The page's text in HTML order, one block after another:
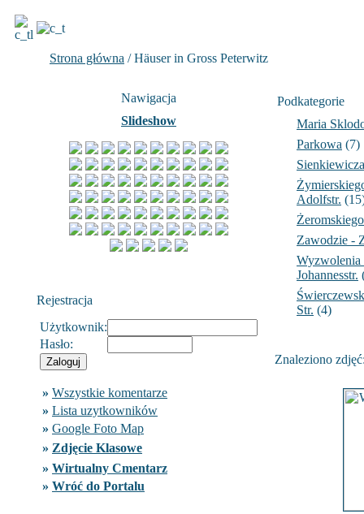
Strona główna / Häuser in Gross Peterwitz
Nawigacja
Slideshow
Rejestracja
Użytkownik:
Hasło:
» Wszystkie komentarze
» Lista uzytkowników
» Google Foto Map
» Zdjęcie Klasowe
» Wirtualny Cmentarz
» Wróć do Portalu
Podkategorie
Maria
Parkowa (7)
Sienkiewicza
Adolfstr.
Zawodzie -
Wyzwolenia
Johannesstr.
Str. (4)
Znaleziono